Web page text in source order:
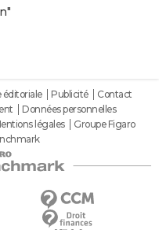
éditoriale Publicité
Contact
Données personnelles
légales
Groupe Figaro